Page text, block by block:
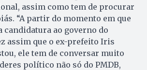
assim como tem de procurar
“A partir do momento em que
candidatura ao governo do
assim que o ex-prefeito Iris
ele tem de conversar muito
político não só do PMDB,